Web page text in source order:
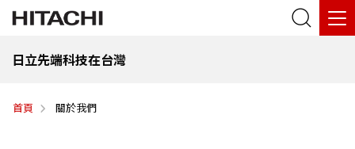
日立先端科技在台灣
首頁 關於我們